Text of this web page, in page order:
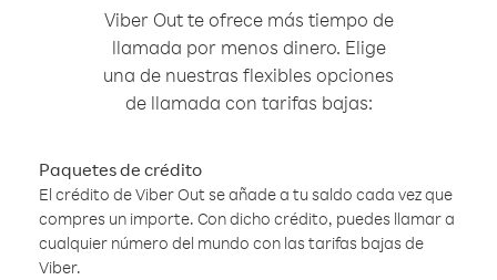
Viber Out te ofrece más tiempo de
llamada por menos dinero. Elige
una de nuestras flexibles opciones
de llamada con tarifas bajas:
Paquetes de crédito
El crédito de Viber Out se añade a tu saldo cada vez que
compres un importe. Con dicho crédito, puedes llamar a
cualquier número del mundo con las tarifas bajas de
Viber.